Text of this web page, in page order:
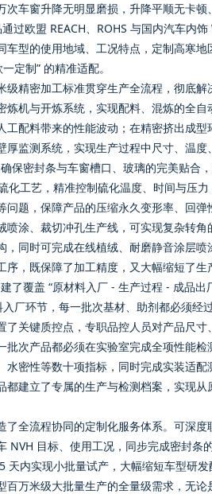
车窗升降无明显磨损，升降平顺无卡顿
过欧盟 REACH、ROHS 与国内汽车内饰
型的使用地域、工况特点，定制高寒地
定制” 的精准适配。
精密加工标准贯穿生产全流程，彻底解
机与开炼系统，实现配料、混炼的全自
配料带来的性能波动；在精密挤出成型
监测系统，实现生产过程中尺寸、温度
保密封条与车窗槽口、玻璃的完美贴合
化工艺，精准控制硫化温度、时间与压
题，保障产品的压缩永久变形率、回弹
涂、裁切冲孔生产线，可实现复杂转角
同时可完成在线植绒、耐磨静音涂层喷
，既保障了加工精度，又大幅缩短了生
了覆盖 “原材料入厂 - 生产过程 - 成品出
厂环节，每一批次基材、助剂都必须经
关键质控点，专职品控人员对产品尺寸
次产品都必须在实验室完成全项性能检
密性等数十项指标，同时完成实装适配
建立了专属的生产与检测档案，实现从
全流程协同的定制化服务体系。可深度
NVH 目标、使用工况，同步完成密封条
内实现小批量试产，大幅缩短车型研发
万米级大批量生产的全量级需求，无论